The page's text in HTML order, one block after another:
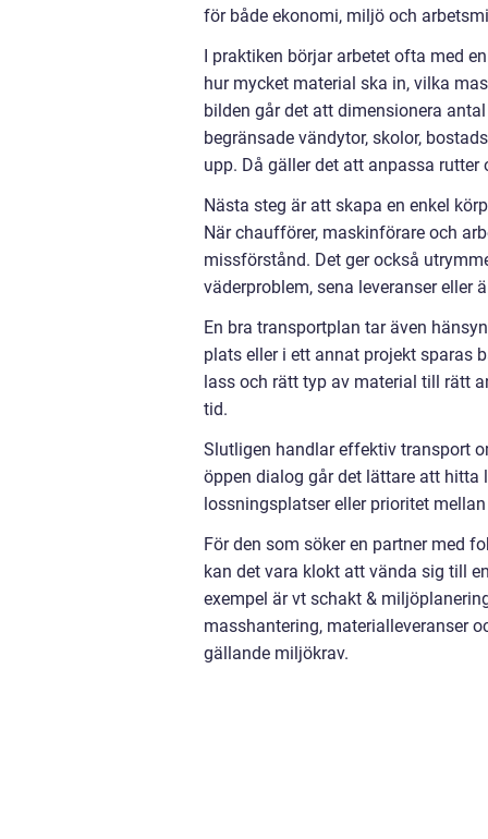
för både ekonomi, miljö och
I praktiken börjar arbetet ofta med
hur mycket material ska in, vilka
bilden går det att dimensionera
begränsade vändytor, skolor,
upp. Då gäller det att anpassa
Nästa steg är att skapa en enkel
När chaufförer, maskinförare och
missförstånd. Det ger också
väderproblem, sena leveranser eller
En bra transportplan tar även
plats eller i ett annat projekt sparas
lass och rätt typ av material till rätt
tid.
Slutligen handlar effektiv transport
öppen dialog går det lättare att hitta
lossningsplatser eller prioritet
För den som söker en partner med
kan det vara klokt att vända sig till
exempel är vt schakt &
masshantering, materialleveranser
gällande miljökrav.